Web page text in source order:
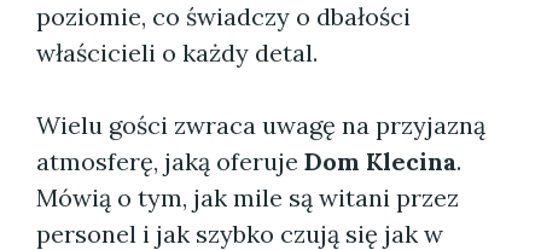
poziomie, co świadczy o dbałości
właścicieli o każdy detal.
Wielu gości zwraca uwagę na przyjazną
atmosferę, jaką oferuje Dom Klecina.
Mówią o tym, jak mile są witani przez
personel i jak szybko czują się jak w